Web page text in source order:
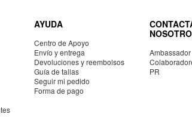
AYUDA
Centro de Apoyo
Envío y entrega
Devoluciones y reembolsos
Guía de tallas
Seguir mi pedido
Forma de pago
Ambassador
PR